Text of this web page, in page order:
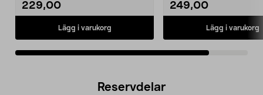
229,00
Lägg i varukorg
249,00
Lägg i varukorg
Reservdelar